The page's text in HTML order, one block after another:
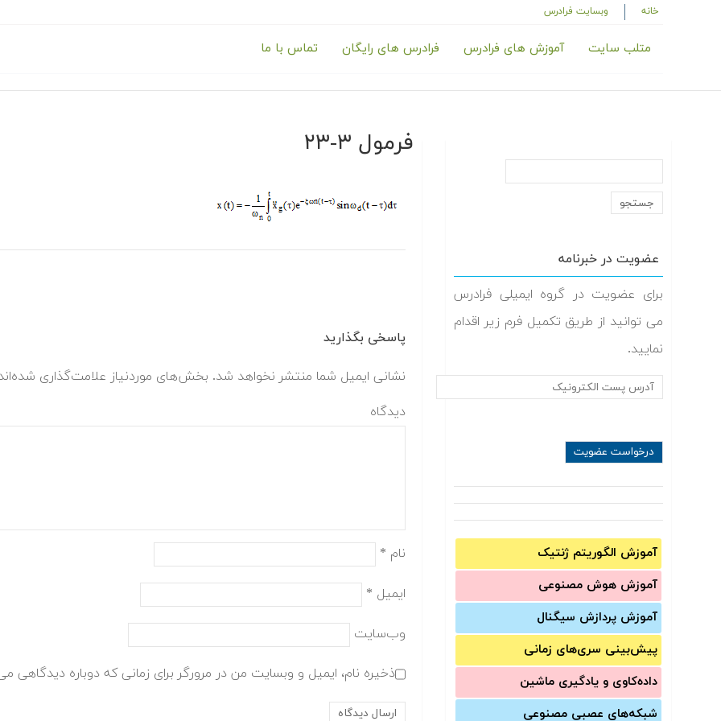
خانه وبسایت فرادرس
متلب سایت آموزش های فرادرس فرادرس های رایگان تماس با ما
عضویت در خبرنامه
برای عضویت در گروه ایمیلی فرادرس
می توانید از طریق تکمیل فرم زیر اقدام
نمایید.
آموزش الگوریتم ژنتیک
آموزش‌ هوش مصنوعی
آموزش‌ پردازش سیگنال
پیش‌‌بینی سری‌‌های زمانی
داده‌کاوی و یادگیری ماشین
شبکه‌های عصبی مصنوعی
فرمول ۳-۲۳
پاسخی بگذارید
نشانی ایمیل شما منتشر نخواهد شد. بخش‌های موردنیاز علامت‌گذاری
دیدگاه
نام *
ایمیل *
وب‌سایت
ذخیره نام، ایمیل و وبسایت من در مرورگر برای زمانی که دوباره دیدگاهی